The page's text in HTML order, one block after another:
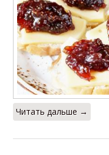
Читать дальше →